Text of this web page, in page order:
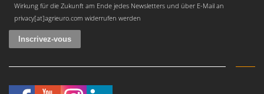
V
Verdemax
Vesco
Volpi
W
Waldner
Wirkung für die Zukunft am Ende jedes Newsletters und über E-Mail an
privacy[at]agrieuro.com widerrufen werden